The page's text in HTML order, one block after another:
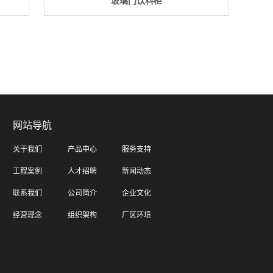
网站导航
关于我们 产品中心 服务支持
工程案例 人才招聘 新闻动态
联系我们 公司简介 企业文化
经营理念 组织架构 厂区环境